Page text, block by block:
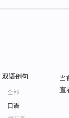
双语例句
全部
口语
当
查